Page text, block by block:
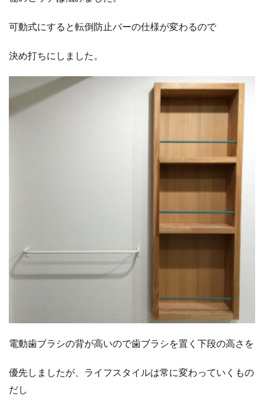
可動式にすると転倒防止バーの仕様が変わるので
決め打ちにしました。
電動歯ブラシの背が高いので歯ブラシを置く下段の高さを
優先しましたが、ライフスタイルは常に変わっていくもの
だし